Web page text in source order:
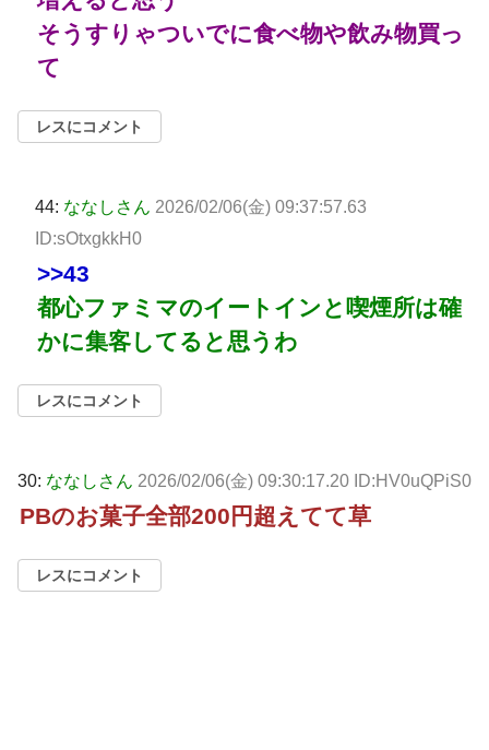
そうすりゃついでに食べ物や飲み物買っ
て
レスにコメント
44: ななしさん 2026/02/06(金) 09:37:57.63
ID:sOtxgkkH0
>>43
都心ファミマのイートインと喫煙所は確
かに集客してると思うわ
レスにコメント
30: ななしさん 2026/02/06(金) 09:30:17.20 ID:HV0uQPiS0
PBのお菓子全部200円超えてて草
レスにコメント